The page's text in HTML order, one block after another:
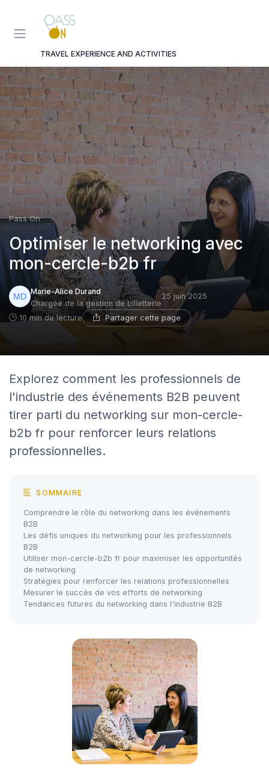
TRAVEL EXPERIENCE AND ACTIVITIES
Pass On
Optimiser le networking avec
mon-cercle-b2b fr
Marie-Alice Durand
Chargée de la gestion de billetterie
25 juin 2025
10 min de lecture Partager cette page
Explorez comment les professionnels de
l'industrie des événements B2B peuvent
tirer parti du networking sur mon-cercle-
b2b fr pour renforcer leurs relations
professionnelles.
SOMMAIRE
Comprendre le rôle du networking dans les événements
B2B
Les défis uniques du networking pour les professionnels
B2B
Utiliser mon-cercle-b2b fr pour maximiser les opportunités
de networking
Stratégies pour renforcer les relations professionnelles
Mesurer le succès de vos efforts de networking
Tendances futures du networking dans l'industrie B2B